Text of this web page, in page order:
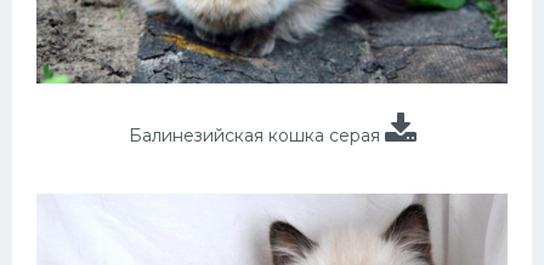
Балинезийская кошка серая